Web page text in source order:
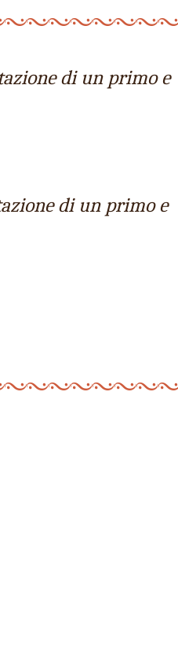
di un primo e
di un primo e